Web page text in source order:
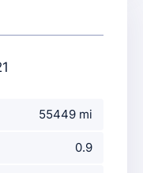
55449 mi
0.9